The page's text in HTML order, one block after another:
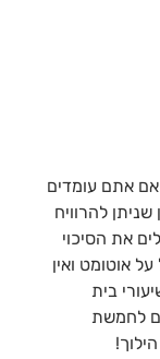
אתם עומדים
להרוויח
את הסיכוי
אוטומט ואין
בית
לחמשת